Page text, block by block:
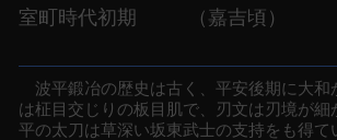
室町時代初期 （嘉吉頃）
波平鍛冶の歴史は古く、平安後期に大和
は柾目交じりの板目肌で、刃文は刃境が
平の太刀は草深い坂東武士の支持をも得